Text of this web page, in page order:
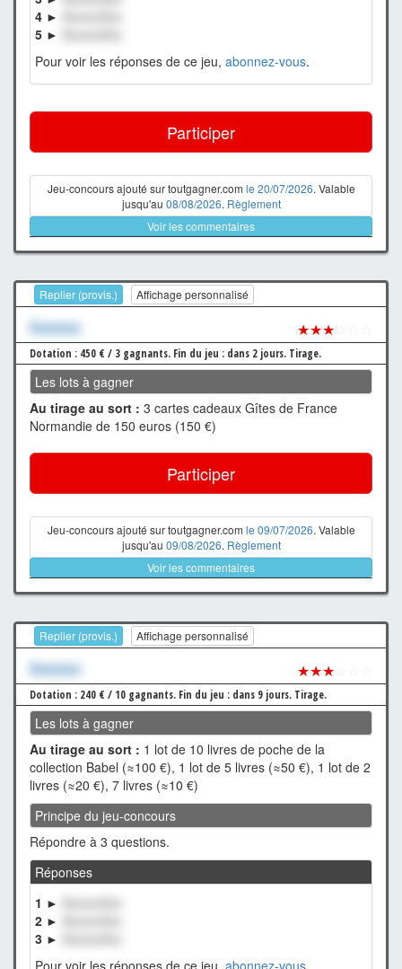
4 ►
5 ►
Pour voir les réponses de ce jeu, abonnez-vous.
Participer
Jeu-concours ajouté sur toutgagner.com le 20/07/2026. Valable
jusqu'au 08/08/2026. Règlement
Voir les commentaires
Replier (provis.) Affichage personnalisé
Xxxxxxx ★★★
Dotation : 450 € / 3 gagnants. Fin du jeu : dans 2 jours. Tirage.
Les lots à gagner
Au tirage au sort : 3 cartes cadeaux Gîtes de France
Normandie de 150 euros (150 €)
Participer
Jeu-concours ajouté sur toutgagner.com le 09/07/2026. Valable
jusqu'au 09/08/2026. Règlement
Voir les commentaires
Replier (provis.) Affichage personnalisé
Xxxxxxx ★★★
Dotation : 240 € / 10 gagnants. Fin du jeu : dans 9 jours. Tirage.
Les lots à gagner
Au tirage au sort : 1 lot de 10 livres de poche de la
collection Babel (≈100 €), 1 lot de 5 livres (≈50 €), 1 lot de 2
livres (≈20 €), 7 livres (≈10 €)
Principe du jeu-concours
Répondre à 3 questions.
Réponses
1 ►
2 ►
3 ►